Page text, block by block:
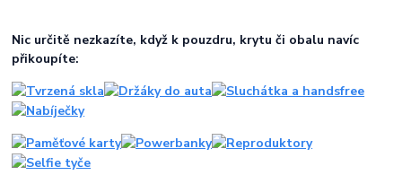
Nic určitě nezkazíte, když k pouzdru, krytu či obalu navíc
přikoupíte: